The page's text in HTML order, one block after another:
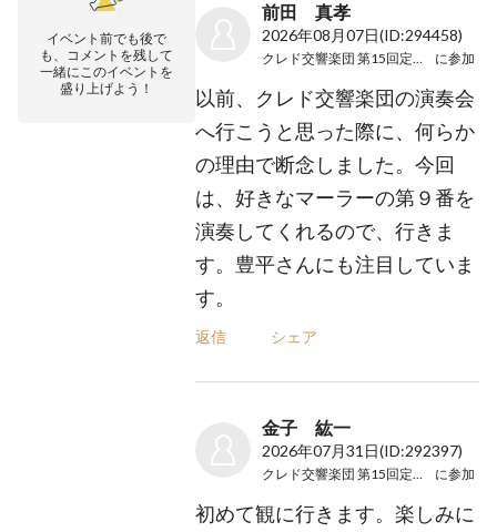
イベント前でも後で
も、コメントを残して
一緒にこのイベントを
盛り上げよう！
前田 真孝
2026年08月07日(ID:294458)
に参加
以前、クレド交響楽団の演奏会
へ行こうと思った際に、何らか
の理由で断念しました。今回
は、好きなマーラーの第９番を
演奏してくれるので、行きま
す。豊平さんにも注目していま
す。
返信 シェア
金子 紘一
2026年07月31日(ID:292397)
に参加
初めて観に行きます。楽しみに